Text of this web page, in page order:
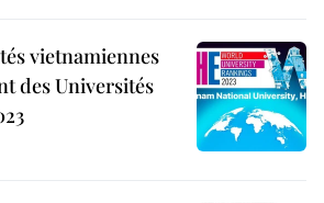
vietnamiennes
des Universités